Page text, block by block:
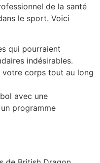
de la santé
le sport. Voici
qui pourraient
indésirables.
votre corps tout au long
avec une
programme